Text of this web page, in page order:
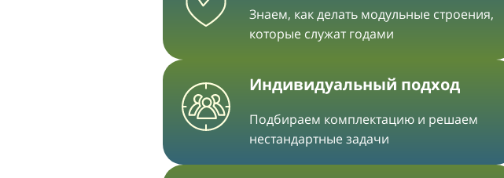
Знаем, как делать модульные строения,
которые служат годами
Индивидуальный подход
Подбираем комплектацию и решаем
нестандартные задачи